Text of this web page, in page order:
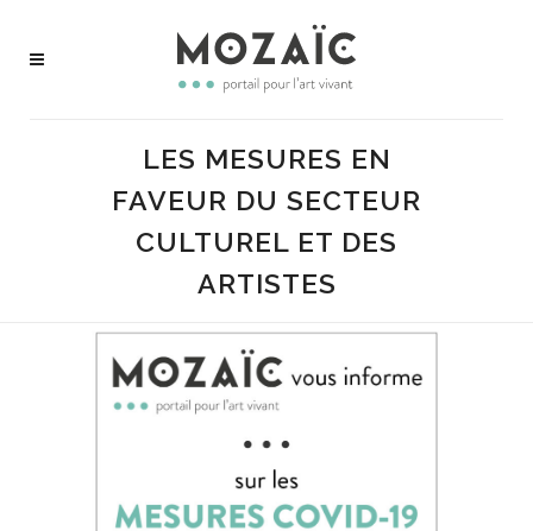
LES MESURES EN
FAVEUR DU SECTEUR
CULTUREL ET DES
ARTISTES